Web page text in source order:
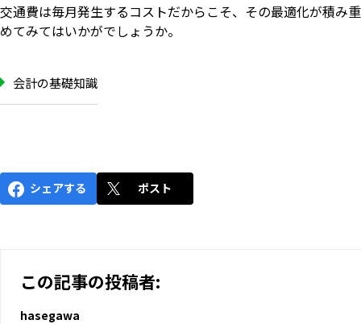
交通費は毎月発生するコストだからこそ、その最適化が積み
めてみてはいかがでしょうか。
会計の基礎知識
シェアする ポスト
この記事の投稿者:
hasegawa